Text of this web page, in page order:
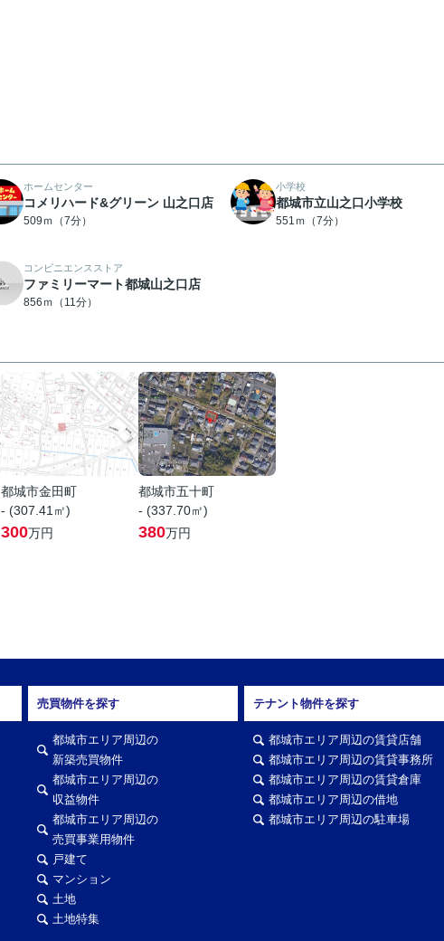
ホームセンター
コメリハード&グリーン 山之口店
509ｍ（7分）
小学校
都城市立山之口小学校
551ｍ（7分）
コンビニエンスストア
ファミリーマート都城山之口店
856ｍ（11分）
都城市金田町
- (307.41㎡)
300万円
都城市五十町
- (337.70㎡)
380万円
売買物件を探す
都城市エリア周辺の
新築売買物件
都城市エリア周辺の
収益物件
都城市エリア周辺の
売買事業用物件
戸建て
マンション
土地
土地特集
テナント物件を探す
都城市エリア周辺の賃貸店舗
都城市エリア周辺の賃貸事務所
都城市エリア周辺の賃貸倉庫
都城市エリア周辺の借地
都城市エリア周辺の駐車場